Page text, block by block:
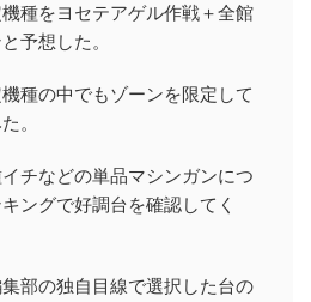
種をヨセテアゲル作戦＋全館
予想した。
種の中でもゾーンを限定して
。
チなどの単品マシンガンにつ
ングで好調台を確認してく
部の独自目線で選択した台の